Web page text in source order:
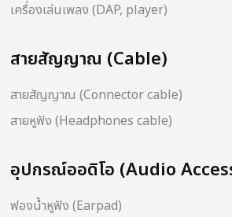
เครื่องเล่นเพลง (DAP, player)
สายสัญญาณ (Cable)
สายสัญญาณ (Connector cable)
สายหูฟัง (Headphones cable)
อุปกรณ์ออดิโอ (Audio
ฟองน้ำหูฟัง (Earpad)